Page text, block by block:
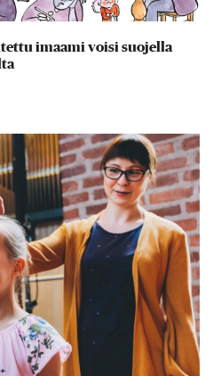
imaami voisi suojella